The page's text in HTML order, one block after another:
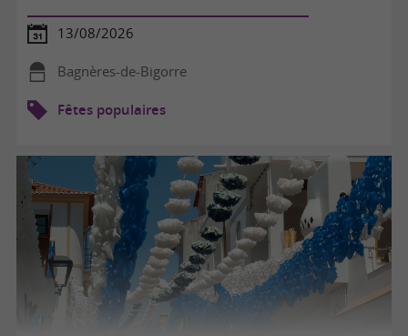
13/08/2026
Bagnères-de-Bigorre
Fêtes populaires